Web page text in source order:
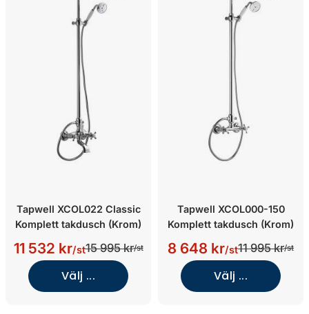
Tapwell XCOL022 Classic
Komplett takdusch (Krom)
11 532 kr/st15 995 kr/st
Välj ...
Tapwell XCOL000-150
Komplett takdusch (Krom)
8 648 kr/st11 995 kr/st
Välj ...